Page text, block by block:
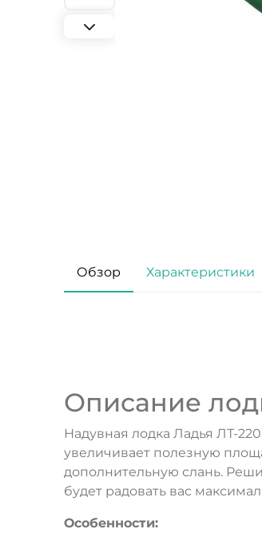
Обзор Характеристики
Описание
Надувная лодка Ладья ЛТ-
увеличивает полезную
дополнительную слань.
будет радовать вас
Особенности: